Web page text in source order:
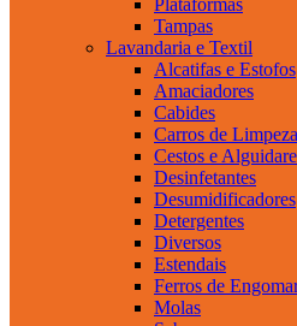
Tampas
Lavandaria e Textil
Alcatifas e Estofos
Amaciadores
Cabides
Carros de Limpeza
Cestos e
Desinfetantes
Desumidificadores
Detergentes
Diversos
Estendais
Ferros de
Molas